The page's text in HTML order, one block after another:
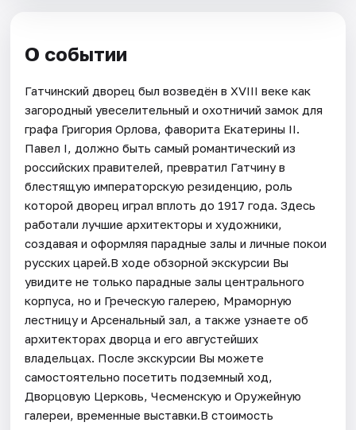
О событии
Гатчинский дворец был возведён в XVIII веке как
загородный увеселительный и охотничий замок для
графа Григория Орлова, фаворита Екатерины II.
Павел I, должно быть самый романтический из
российских правителей, превратил Гатчину в
блестящую императорскую резиденцию, роль
которой дворец играл вплоть до 1917 года. Здесь
работали лучшие архитекторы и художники,
создавая и оформляя парадные залы и личные покои
русских царей.В ходе обзорной экскурсии Вы
увидите не только парадные залы центрального
корпуса, но и Греческую галерею, Мраморную
лестницу и Арсенальный зал, а также узнаете об
архитекторах дворца и его августейших
владельцах. После экскурсии Вы можете
самостоятельно посетить подземный ход,
Дворцовую Церковь, Чесменскую и Оружейную
галереи, временные выставки.В стоимость